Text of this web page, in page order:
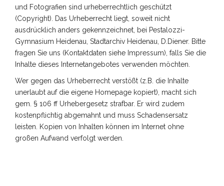
und Fotografien sind urheberrechtlich geschützt
(Copyright). Das Urheberrecht liegt, soweit nicht
ausdrücklich anders gekennzeichnet, bei Pestalozzi-
Gymnasium Heidenau, Stadtarchiv Heidenau, D.Diener. Bitte
fragen Sie uns (Kontaktdaten siehe Impressum), falls Sie die
Inhalte dieses Internetangebotes verwenden möchten.
Wer gegen das Urheberrecht verstößt (z.B. die Inhalte
unerlaubt auf die eigene Homepage kopiert), macht sich
gem. § 106 ff Urhebergesetz strafbar. Er wird zudem
kostenpflichtig abgemahnt und muss Schadensersatz
leisten. Kopien von Inhalten können im Internet ohne
großen Aufwand verfolgt werden.